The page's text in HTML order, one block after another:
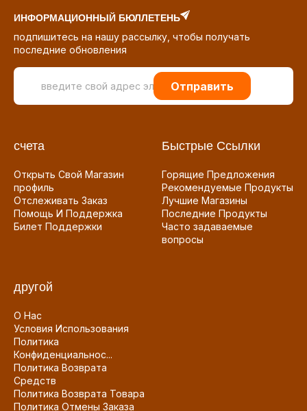
ИНФОРМАЦИОННЫЙ БЮЛЛЕТЕНЬ
подпишитесь на нашу рассылку, чтобы получать
последние обновления
Отправить
счета
Открыть Свой Магазин
профиль
Отслеживать Заказ
Помощь И Поддержка
Билет Поддержки
Быстрые Ссылки
Горящие Предложения
Рекомендуемые Продукты
Лучшие Магазины
Последние Продукты
Часто задаваемые
вопросы
другой
О Нас
Условия Использования
Политика
Конфиденциальнос...
Политика Возврата
Средств
Политика Возврата Товара
Политика Отмены Заказа